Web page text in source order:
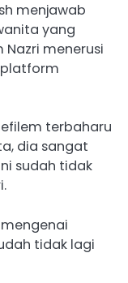
menjawab
yang
Nazri menerusi
terbaharu
dia sangat
sudah tidak
tidak lagi